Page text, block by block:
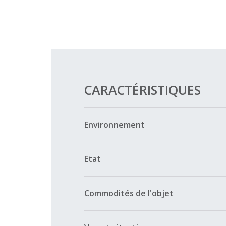
CARACTÉRISTIQUES
Environnement
Etat
Commodités de l'objet